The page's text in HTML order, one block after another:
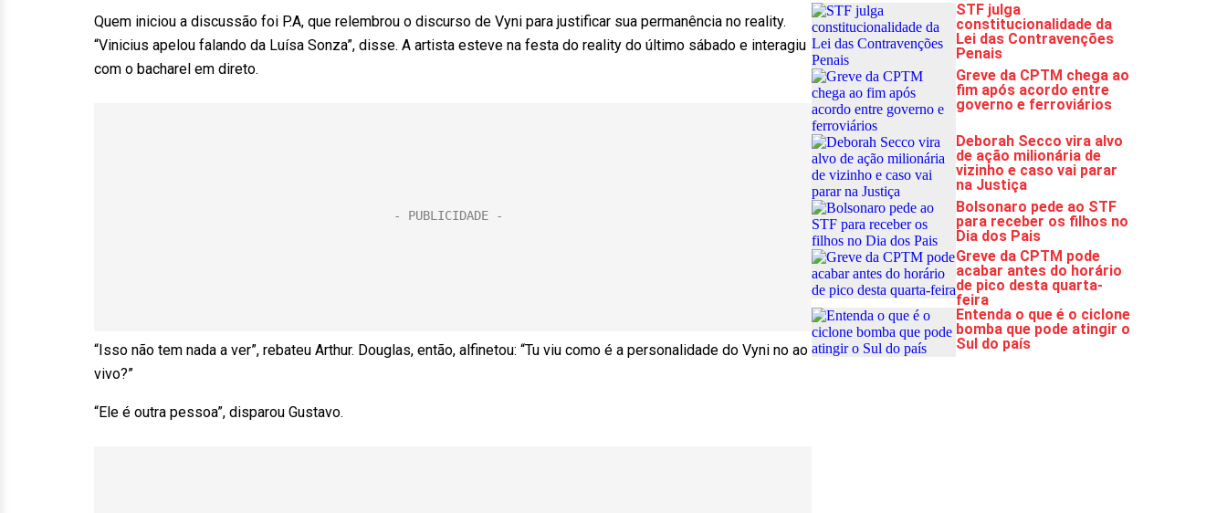
Quem iniciou a discussão foi P.A, que relembrou o discurso de Vyni para justificar sua permanência no reality.
“Vinicius apelou falando da Luísa Sonza”, disse. A artista esteve na festa do reality do último sábado e interagiu
com o bacharel em direto.
“Isso não tem nada a ver”, rebateu Arthur. Douglas, então, alfinetou: “Tu viu como é a personalidade do Vyni no ao
vivo?”
“Ele é outra pessoa”, disparou Gustavo.